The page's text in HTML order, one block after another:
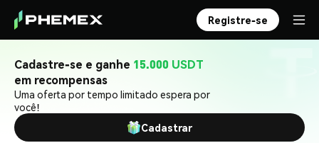
Registre-se
Cadastre-se e ganhe 15.000 USDT
em recompensas
Uma oferta por tempo limitado espera por
você!
Cadastrar